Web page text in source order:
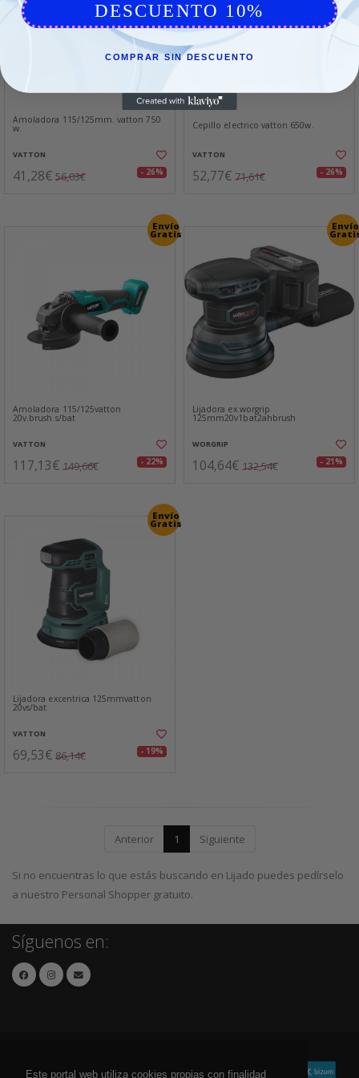
Este portal web utiliza cookies propias con finalidad
Amoladora 115/125mm. vatton 750
w.
VATTON
41,28€ 56,03€ - 26%
Cepillo electrico vatton 650w.
VATTON
52,77€ 71,61€ - 26%
Envío
Gratis
Amoladora 115/125vatton
20v.brush.s/bat
VATTON
117,13€ 149,66€ - 22%
Envío
Lijadora ex.worgrip
125mm20v1bat2ahbrush
WORGRIP
104,64€ 132,54€ - 21%
Envío
Gratis
Lijadora excentrica 125mmvatton
20vs/bat
VATTON
69,53€ 86,14€ - 19%
Anterior 1 Siguiente
Si no encuentras lo que estás buscando en Lijado puedes pedírselo
a nuestro Personal Shopper gratuito.
Síguenos en:
DESCUENTO 10%
COMPRAR SIN DESCUENTO